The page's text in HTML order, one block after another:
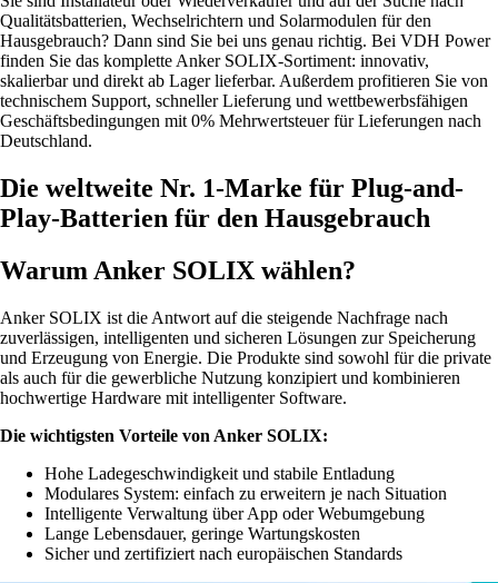
Qualitätsbatterien, Wechselrichtern und Solarmodulen für den
Hausgebrauch? Dann sind Sie bei uns genau richtig. Bei VDH Power
finden Sie das komplette Anker SOLIX-Sortiment: innovativ,
skalierbar und direkt ab Lager lieferbar. Außerdem profitieren Sie von
technischem Support, schneller Lieferung und wettbewerbsfähigen
Geschäftsbedingungen mit 0% Mehrwertsteuer für Lieferungen nach
Deutschland.
Die weltweite Nr. 1-Marke für Plug-and-
Play-Batterien für den Hausgebrauch
Warum Anker SOLIX wählen?
Anker SOLIX ist die Antwort auf die steigende Nachfrage nach
zuverlässigen, intelligenten und sicheren Lösungen zur Speicherung
und Erzeugung von Energie. Die Produkte sind sowohl für die private
als auch für die gewerbliche Nutzung konzipiert und kombinieren
hochwertige Hardware mit intelligenter Software.
Die wichtigsten Vorteile von Anker SOLIX:
Hohe Ladegeschwindigkeit und stabile Entladung
Modulares System: einfach zu erweitern je nach Situation
Intelligente Verwaltung über App oder Webumgebung
Lange Lebensdauer, geringe Wartungskosten
Sicher und zertifiziert nach europäischen Standards